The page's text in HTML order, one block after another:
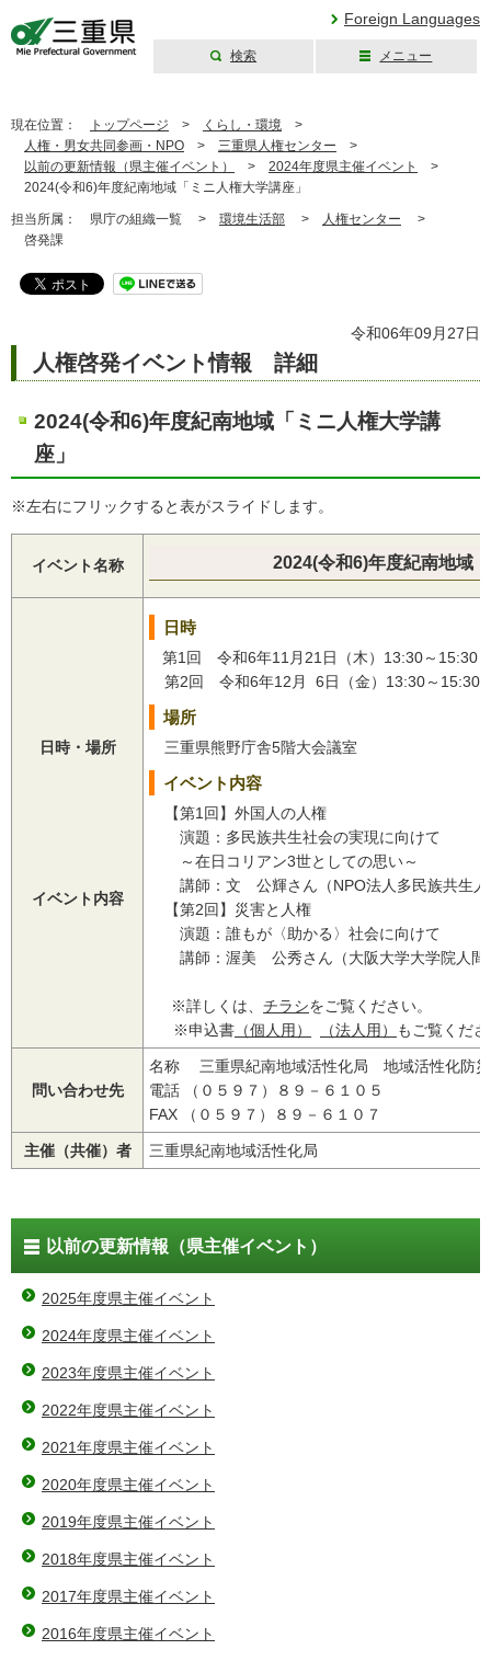
Foreign Languages
検索 メニュー
現在位置： トップページ > くらし・環境 >
人権・男女共同参画・NPO > 三重県人権センター >
以前の更新情報（県主催イベント）
> 2024年度県主催イベント
>
2024(令和6)年度紀南地域「ミニ人権大学講座」
担当所属： 県庁の組織一覧 > 環境生活部 > 人権センター >
啓発課
令和06年09月27日
人権啓発イベント情報 詳細
2024(令和6)年度紀南地域「ミニ人権大学講
座」
※左右にフリックすると表がスライドします。
イベント名称 2024(令和6)年度紀南地域
日時・場所
イベント内容
日時
第1回 令和6年11月21日（木）13:30～15:30
第2回 令和6年12月 6日（金）13:30～15:30
場所
三重県熊野庁舎5階大会議室
イベント内容
【第1回】外国人の人権
演題：多民族共生社会の実現に向けて
～在日コリアン3世としての思い～
講師：文 公輝さん（NPO法人多民族共生人
【第2回】災害と人権
演題：誰もが〈助かる〉社会に向けて
講師：渥美 公秀さん（大阪大学大学院人間
※詳しくは、 チラシをご覧ください。
※申込書 （個人用） （法人用） もご覧く
問い合わせ先
名称 三重県紀南地域活性化局 地域活性化防
電話 （０５９７）８９－６１０５
FAX （０５９７）８９－６１０７
主催（共催）者 三重県紀南地域活性化局
以前の更新情報（県主催イベント）
2025年度県主催イベント
2024年度県主催イベント
2023年度県主催イベント
2022年度県主催イベント
2021年度県主催イベント
2020年度県主催イベント
2019年度県主催イベント
2018年度県主催イベント
2017年度県主催イベント
2016年度県主催イベント